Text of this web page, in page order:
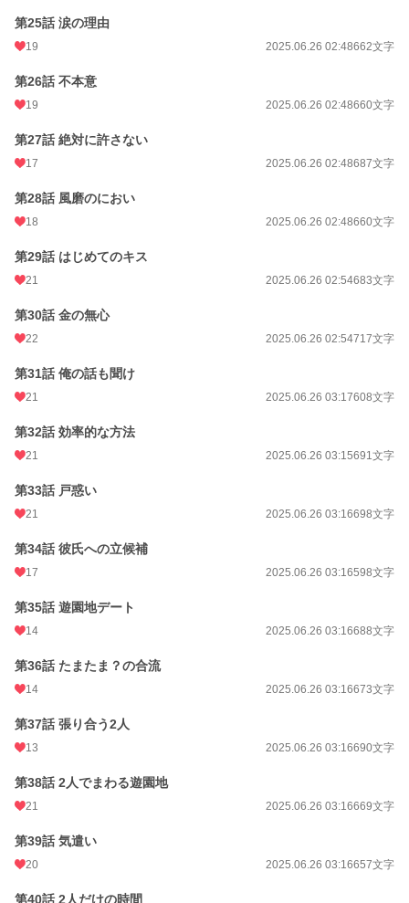
第25話 涙の理由
19 2025.06.26 02:48662文字
第26話 不本意
19 2025.06.26 02:48660文字
第27話 絶対に許さない
17 2025.06.26 02:48687文字
第28話 風磨のにおい
18 2025.06.26 02:48660文字
第29話 はじめてのキス
21 2025.06.26 02:54683文字
第30話 金の無心
22 2025.06.26 02:54717文字
第31話 俺の話も聞け
21 2025.06.26 03:17608文字
第32話 効率的な方法
21 2025.06.26 03:15691文字
第33話 戸惑い
21 2025.06.26 03:16698文字
第34話 彼氏への立候補
17 2025.06.26 03:16598文字
第35話 遊園地デート
14 2025.06.26 03:16688文字
第36話 たまたま？の合流
14 2025.06.26 03:16673文字
第37話 張り合う2人
13 2025.06.26 03:16690文字
第38話 2人でまわる遊園地
21 2025.06.26 03:16669文字
第39話 気遣い
20 2025.06.26 03:16657文字
第40話 2人だけの時間